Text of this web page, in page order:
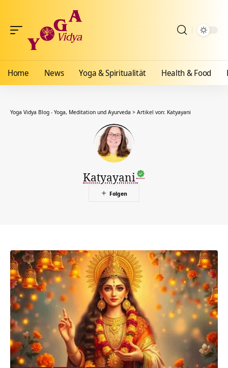
Home News Yoga & Spiritualität Health & Food
Yoga Vidya Blog - Yoga, Meditation und Ayurveda > Artikel von: Katyayani
Katyayani